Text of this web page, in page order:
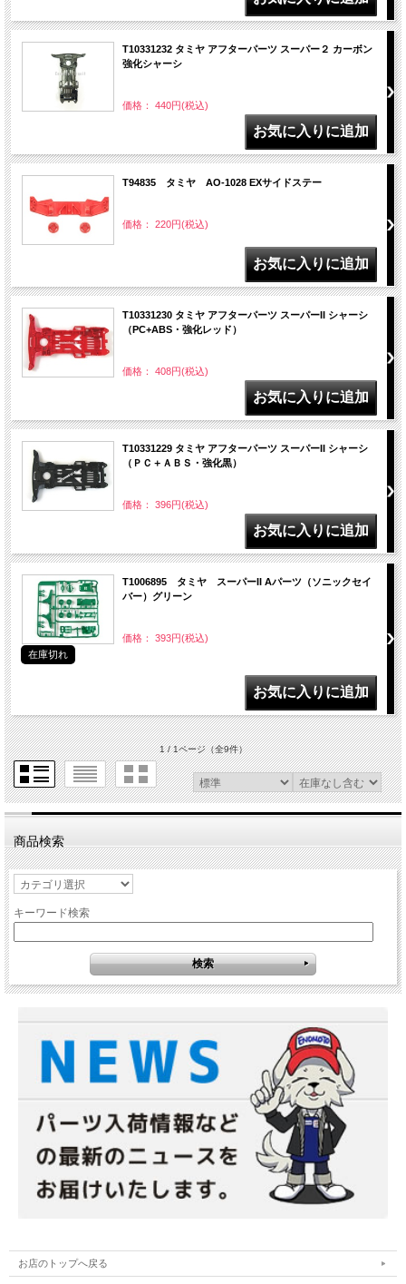
T10331232 タミヤ アフターパーツ スーパー２ カーボン
強化シャーシ
価格： 440円(税込)
T94835 タミヤ AO-1028 EXサイドステー
価格： 220円(税込)
T10331230 タミヤ アフターパーツ スーパーII シャーシ
（PC+ABS・強化レッド）
価格： 408円(税込)
T10331229 タミヤ アフターパーツ スーパーII シャーシ
（ＰＣ＋ＡＢＳ・強化黒）
価格： 396円(税込)
T1006895 タミヤ スーパーII Aパーツ（ソニックセイ
バー）グリーン
価格： 393円(税込)
在庫切れ
1 / 1ページ（全9件）
商品検索
キーワード検索
お店のトップへ戻る